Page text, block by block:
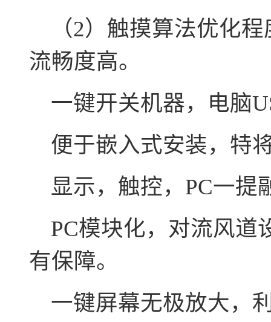
（2）触摸算法优化程
流畅度高。
一键开关机器，电脑
便于嵌入式安装，特
显示，触控，PC一提
PC模块化，对流风道
有保障。
一键屏幕无极放大，